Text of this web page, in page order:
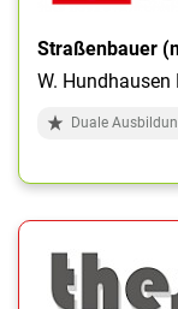
Straßenbauer
W.
Duale